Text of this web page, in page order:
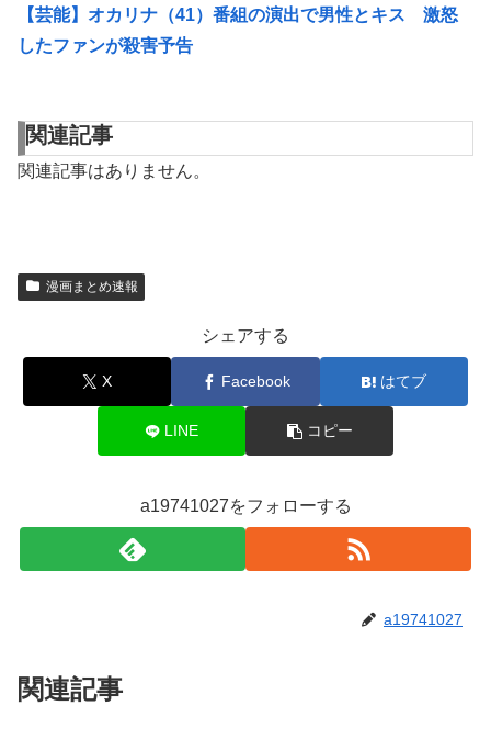
【芸能】オカリナ（41）番組の演出で男性とキス 激怒
したファンが殺害予告
関連記事
関連記事はありません。
漫画まとめ速報
シェアする
X Facebook はてブ
LINE コピー
a19741027をフォローする
a19741027
関連記事